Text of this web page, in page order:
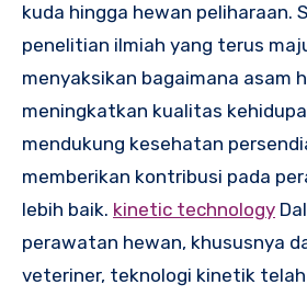
kuda hingga hewan peliharaan.
penelitian ilmiah yang terus
menyaksikan bagaimana asam
meningkatkan kualitas
mendukung kesehatan
memberikan kontribusi pada
lebih baik. kinetic technology
perawatan hewan, khususnya
veteriner, teknologi kinetik